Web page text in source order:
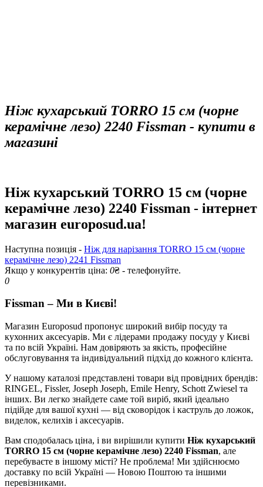
Ніж кухарський TORRO 15 см (чорне
керамічне лезо) 2240 Fissman - купити в
магазині
Ніж кухарський TORRO 15 см (чорне
керамічне лезо) 2240 Fissman - інтернет
магазин europosud.ua!
Наступна позиція - Ніж для нарізання TORRO 15 см (чорне
керамічне лезо) 2241 Fissman
Якщо у конкурентів ціна: 0₴ - телефонуйте.
0
Fissman – Ми в Києві!
Магазин Europosud пропонує широкий вибір посуду та
кухонних аксесуарів. Ми є лідерами продажу посуду у Києві
та по всій Україні. Нам довіряють за якість, професійне
обслуговування та індивідуальний підхід до кожного клієнта.
У нашому каталозі представлені товари від провідних брендів:
RINGEL, Fissler, Joseph Joseph, Emile Henry, Schott Zwiesel та
інших. Ви легко знайдете саме той виріб, який ідеально
підійде для вашої кухні — від сковорідок і каструль до ложок,
виделок, келихів і аксесуарів.
Вам сподобалась ціна, і ви вирішили купити Ніж кухарський
TORRO 15 см (чорне керамічне лезо) 2240 Fissman, але
перебуваєте в іншому місті? Не проблема! Ми здійснюємо
доставку по всій Україні — Новою Поштою та іншими
перевізниками.